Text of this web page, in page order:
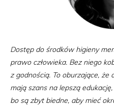
Dostęp do środków higieny
prawo człowieka. Bez niego
z godnością. To oburzające, że
mają szans na lepszą
bo są zbyt biedne, aby mieć